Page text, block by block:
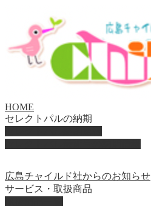
HOME
セレクトパルの納期
広島チャイルド社からのお知らせ
サービス・取扱商品